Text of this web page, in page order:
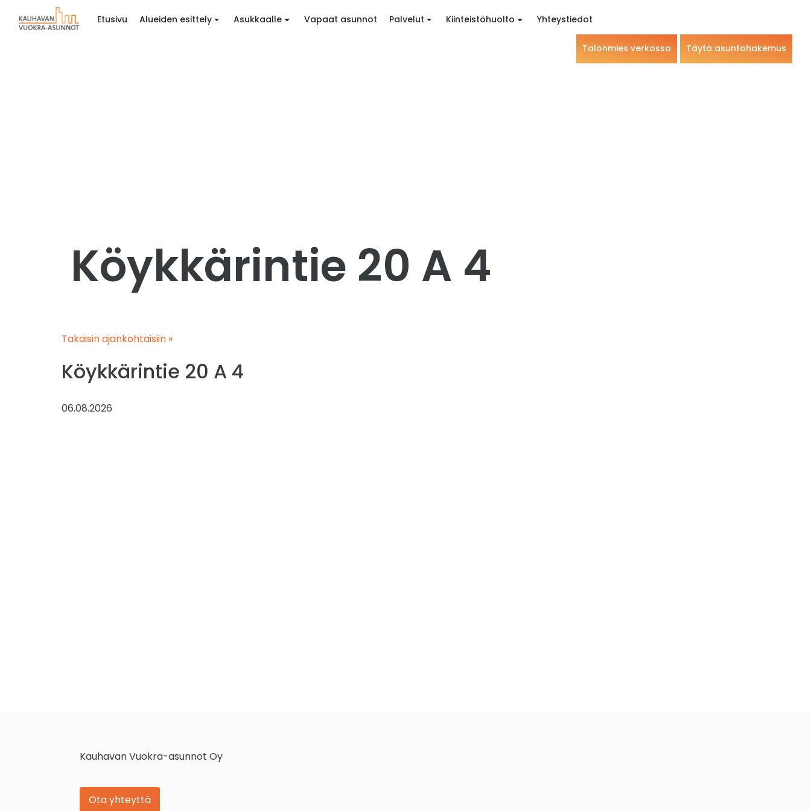
Etusivu Alueiden esittely Asukkaalle Vapaat asunnot Palvelut Kiinteistöhuolto Yhteystiedot
Täytä asuntohakemus
Talonmies verkossa
Köykkärintie 20 A 4
Takaisin ajankohtaisiin »
Köykkärintie 20 A 4
06.08.2026
Kauhavan Vuokra-asunnot Oy
Ota yhteyttä